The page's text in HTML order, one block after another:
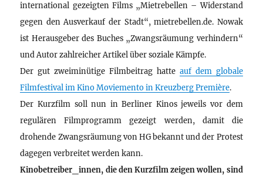
international gezeigten Films „Mietrebellen – Widerstand
gegen den Ausverkauf der Stadt“, mietrebellen.de. Nowak
ist Herausgeber des Buches „Zwangsräumung verhindern“
und Autor zahlreicher Artikel über soziale Kämpfe.
Der gut zweiminütige Filmbeitrag hatte auf dem globale
Filmfestival im Kino Moviemento in Kreuzberg Première.
Der Kurzfilm soll nun in Berliner Kinos jeweils vor dem
regulären Filmprogramm gezeigt werden, damit die
drohende Zwangsräumung von HG bekannt und der Protest
dagegen verbreitet werden kann.
Kinobetreiber_innen, die den Kurzfilm zeigen wollen, sind